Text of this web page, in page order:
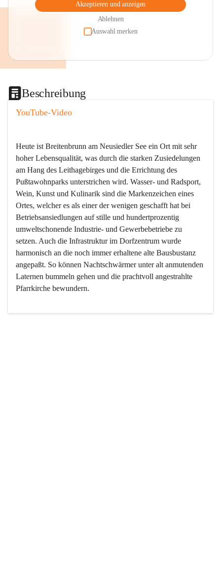
Akzeptieren und anzeigen
Ablehnen
Auswahl merken
Beschreibung
YouTube-Video
Heute ist Breitenbrunn am Neusiedler See ein Ort mit sehr
hoher Lebensqualität, was durch die starken Zusiedelungen
am Hang des Leithagebirges und die Errichtung des
Pußtawohnparks unterstrichen wird. Wasser- und Radsport,
Wein, Kunst und Kulinarik sind die Markenzeichen eines
Ortes, welcher es als einer der wenigen geschafft hat bei
Betriebsansiedlungen auf stille und hundertprozentig
umweltschonende Industrie- und Gewerbebetriebe zu
setzen. Auch die Infrastruktur im Dorfzentrum wurde
harmonisch an die noch immer erhaltene alte Bausbustanz
angepaßt. So können Nachtschwärmer unter alt anmutenden
Laternen bummeln gehen und die prachtvoll angestrahlte
Pfarrkirche bewundern.
Der Weinbau dominert heute nicht mehr, ist aber integrativer